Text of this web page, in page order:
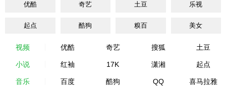
优酷 奇艺 土豆 乐视
起点 酷狗 糗百 美女
视频 优酷 奇艺 搜狐 土豆
小说 红袖 17K 潇湘 起点
音乐 百度 酷狗 QQ 喜马拉雅